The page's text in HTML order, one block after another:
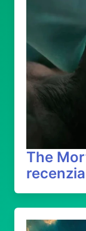
The
recenzia